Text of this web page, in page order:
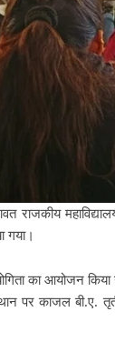
राजकीय
गया।
का आयोजन
पर काजल बी.ए.